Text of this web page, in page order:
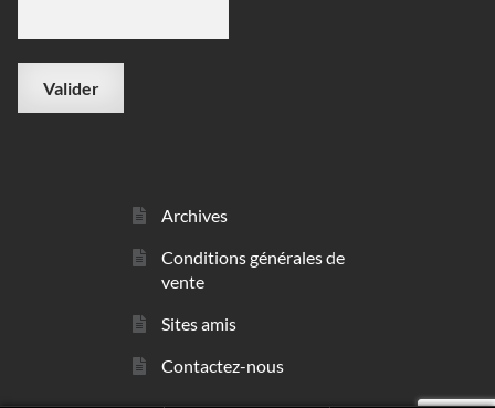
Archives
Conditions générales de
vente
Sites amis
Contactez-nous